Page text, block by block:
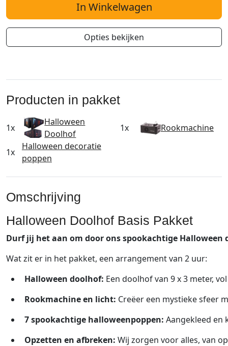
In Winkelwagen
Opties bekijken
Producten in pakket
1x
Halloween
Doolhof
1x Rookmachine
1x
Halloween decoratie
poppen
Omschrijving
Halloween Doolhof Basis Pakket
Durf jij hetaan om dooronsspookachtige Halloween
Watzit er in het pakket, een arrangement van 2 uur:
Halloween doolhof: Een doolhofvan 9x3 meter, vol
Rookmachineen licht: Creëer een mystiekesfeer
7spookachtige halloweenpoppen: Aangekleed en
Opzetten en afbreken: Wij zorgen vooralles, van